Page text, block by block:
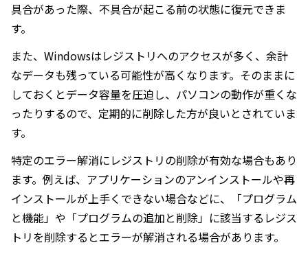
具合があった際、不具合が起こる前の状態に復元できま
す。
また、Windowsはレジストリへのアクセスが多く、余計
なデータも残っている可能性が高くなります。そのままに
しておくとデータ容量を圧迫し、パソコンの動作が重くな
ったりするので、定期的に削除した方が良いとされていま
す。
特定のエラー解消にレジストリの削除が有効な場合もあり
ます。例えば、アプリケーションのアンインストールや再
インストールが上手くできない場合などに、「プログラム
と機能」や「プログラムの追加と削除」に該当するレジス
トリを削除するとエラーが解消される場合があります。